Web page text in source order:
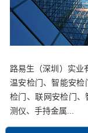
路易生（深圳）实业
温安检门、智能安检
检门、联网安检门
测仪、手持金属...